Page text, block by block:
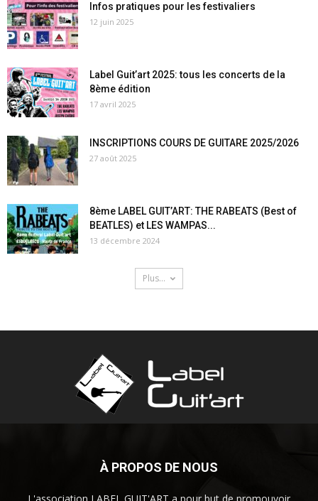
Infos pratiques pour les festivaliers
12 juin 2025
Label Guit’art 2025: tous les concerts de la
8ème édition
17 avril 2025
INSCRIPTIONS COURS DE GUITARE 2025/2026
27 août 2025
8ème LABEL GUIT’ART: THE RABEATS (Best of
BEATLES) et LES WAMPAS...
13 décembre 2024
Plus...
À PROPOS DE NOUS